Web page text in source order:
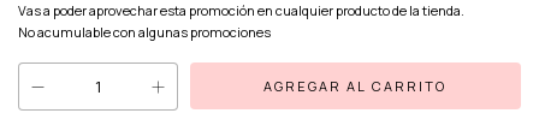
Vas a poder aprovechar esta promoción en cualquier producto de la tienda.
No acumulable con algunas promociones